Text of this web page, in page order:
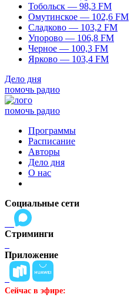
Тобольск — 98,3 FM
Омутинское — 102,6 FM
Сладково — 103,2 FM
Упорово — 106,8 FM
Черное — 100,3 FM
Ярково — 103,4 FM
Дело дня
помочь радио
помочь радио
Программы
Расписание
Авторы
Дело дня
О нас
Социальные сети
Стриминги
Приложение
Сейчас в эфире: